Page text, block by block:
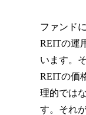
ファンド
REITの運
います。
REITの価
理的では
す。それ